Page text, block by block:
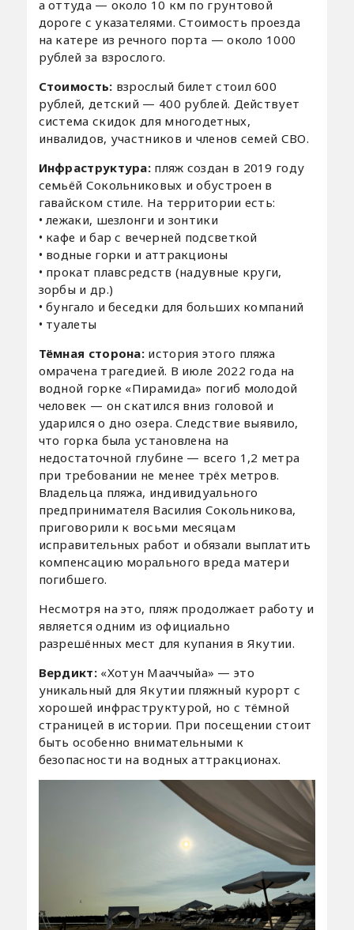
а оттуда — около 10 км по грунтовой
дороге с указателями. Стоимость проезда
на катере из речного порта — около 1000
рублей за взрослого.
Стоимость: взрослый билет стоил 600
рублей, детский — 400 рублей. Действует
система скидок для многодетных,
инвалидов, участников и членов семей СВО.
Инфраструктура: пляж создан в 2019 году
семьёй Сокольниковых и обустроен в
гавайском стиле. На территории есть:
• лежаки, шезлонги и зонтики
• кафе и бар с вечерней подсветкой
• водные горки и аттракционы
• прокат плавсредств (надувные круги,
зорбы и др.)
• бунгало и беседки для больших компаний
• туалеты
Тёмная сторона: история этого пляжа
омрачена трагедией. В июле 2022 года на
водной горке «Пирамида» погиб молодой
человек — он скатился вниз головой и
ударился о дно озера. Следствие выявило,
что горка была установлена на
недостаточной глубине — всего 1,2 метра
при требовании не менее трёх метров.
Владельца пляжа, индивидуального
предпринимателя Василия Сокольникова,
приговорили к восьми месяцам
исправительных работ и обязали выплатить
компенсацию морального вреда матери
погибшего.
Несмотря на это, пляж продолжает работу и
является одним из официально
разрешённых мест для купания в Якутии.
Вердикт: «Хотун Мааччыйа» — это
уникальный для Якутии пляжный курорт с
хорошей инфраструктурой, но с тёмной
страницей в истории. При посещении стоит
быть особенно внимательными к
безопасности на водных аттракционах.